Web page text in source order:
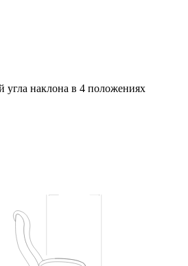
угла наклона в 4 положениях